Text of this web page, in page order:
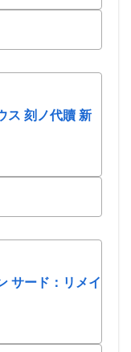
ス 刻ノ代贖 新
サード：リメイ